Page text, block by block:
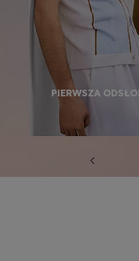
PIERWSZA